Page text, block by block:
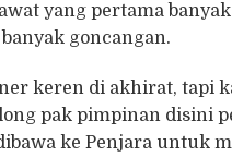
yang pertama
goncangan.
keren di akhirat, tapi
pak pimpinan disini
ke Penjara untuk